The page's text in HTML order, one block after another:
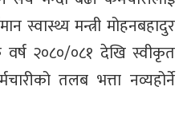
स्वास्थ्य मन्त्री मोहनबहादुर
२०८०/०८१ देखि स्वीकृत
तलब भत्ता नव्यहोर्ने